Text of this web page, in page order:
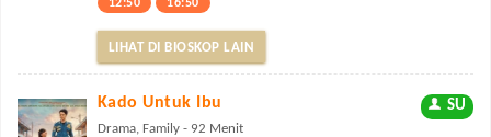
12:50 16:50
LIHAT DI BIOSKOP LAIN
Kado Untuk Ibu SU
Drama, Family - 92 Menit